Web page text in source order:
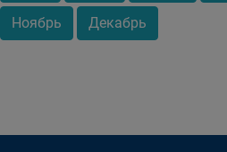
Ноябрь Декабрь